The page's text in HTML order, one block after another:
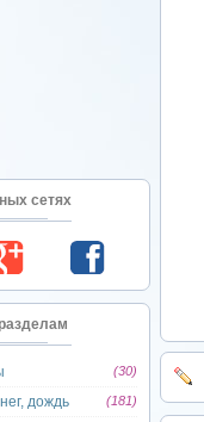
сетях
(30)
дождь (181)